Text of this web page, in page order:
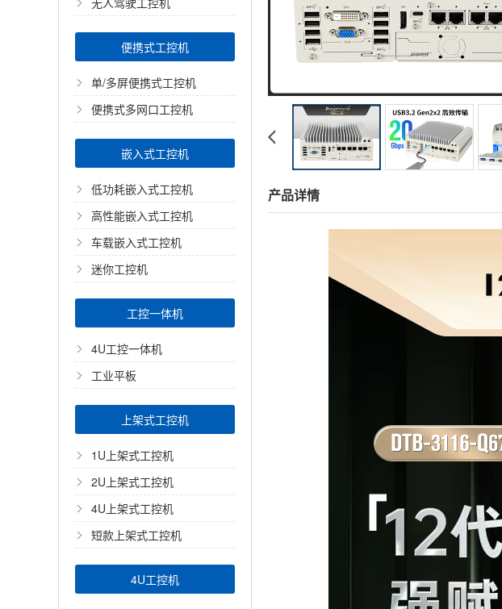
便携式工控机
单/多屏便携式工控机
便携式多网口工控机
嵌入式工控机
低功耗嵌入式工控机
高性能嵌入式工控机
车载嵌入式工控机
迷你工控机
工控一体机
4U工控一体机
工业平板
上架式工控机
1U上架式工控机
2U上架式工控机
4U上架式工控机
短款上架式工控机
4U工控机
产品详情